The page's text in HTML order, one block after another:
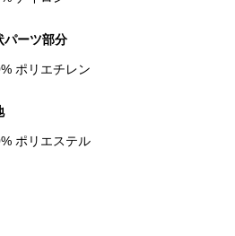
パーツ部分
ポリエチレン
ポリエステル